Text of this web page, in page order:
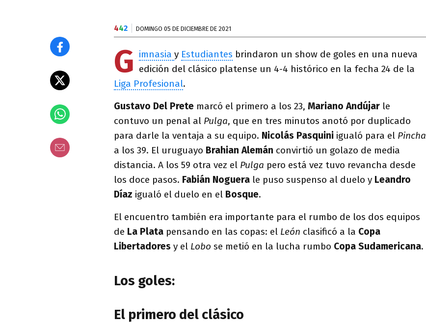
442 DOMINGO 05 DE DICIEMBRE DE 2021
G imnasia y Estudiantes brindaron un show de goles en una nueva
edición del clásico platense un 4-4 histórico en la fecha 24 de la
Liga Profesional.
Gustavo Del Prete marcó el primero a los 23, Mariano Andújar le
contuvo un penal al Pulga, que en tres minutos anotó por duplicado
para darle la ventaja a su equipo. Nicolás Pasquini igualó para el Pincha
a los 39. El uruguayo Brahian Alemán convirtió un golazo de media
distancia. A los 59 otra vez el Pulga pero está vez tuvo revancha desde
los doce pasos. Fabián Noguera le puso suspenso al duelo y Leandro
Díaz igualó el duelo en el Bosque.
El encuentro también era importante para el rumbo de los dos equipos
de La Plata pensando en las copas: el León clasificó a la Copa
Libertadores y el Lobo se metió en la lucha rumbo Copa Sudamericana.
Los goles:
El primero del clásico